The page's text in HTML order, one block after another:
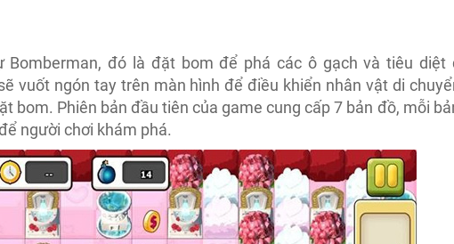
Bomberman, đó là đặt bom để phá các ô gạch và tiêu diệt
vuốt ngón tay trên màn hình để điều khiển nhân vật di
bom. Phiên bản đầu tiên của game cung cấp 7 bản đồ, mỗi
người chơi khám phá.